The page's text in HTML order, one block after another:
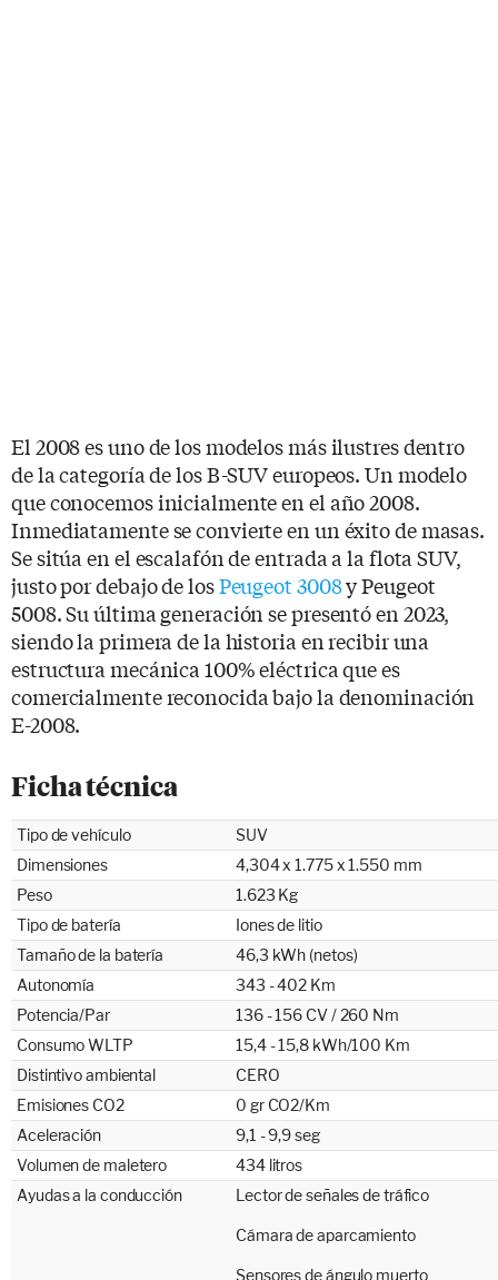
El 2008 es uno de los modelos más ilustres dentro
de la categoría de los B-SUV europeos. Un modelo
que conocemos inicialmente en el año 2008.
Inmediatamente se convierte en un éxito de masas.
Se sitúa en el escalafón de entrada a la flota SUV,
justo por debajo de losPeugeot 3008y Peugeot
5008. Su última generación se presentó en 2023,
siendo la primera de la historia en recibir una
estructura mecánica 100% eléctrica que es
comercialmente reconocida bajo la denominación
E-2008.
Ficha técnica
Tipo de vehículo
SUV
Dimensiones
4,304 x 1.775 x 1.550 mm
Peso
1.623 Kg
Tipo de batería
Iones de litio
Tamaño de la batería
46,3 kWh (netos)
Autonomía
343 - 402 Km
Potencia/Par
136 - 156 CV / 260 Nm
Consumo WLTP
15,4 - 15,8 kWh/100 Km
Distintivo ambiental
CERO
Emisiones CO2
0 gr CO2/Km
Aceleración
9,1 - 9,9 seg
Volumen de maletero
434 litros
Ayudas a la conducción
Lector de señales de tráfico
Cámara de aparcamiento
Sensores de ángulo muerto